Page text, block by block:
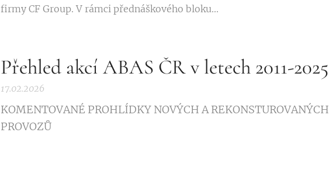
firmy CF Group. V rámci přednáškového bloku...
Přehled akcí ABAS ČR v letech 2011-2025
17.02.2026
KOMENTOVANÉ PROHLÍDKY NOVÝCH A REKONSTUROVANÝCH
PROVOZŮ